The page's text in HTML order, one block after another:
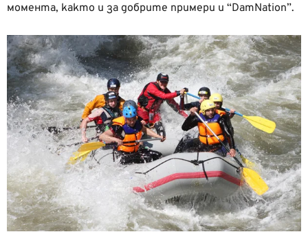
момента, както и за добрите примери и “DamNation”.